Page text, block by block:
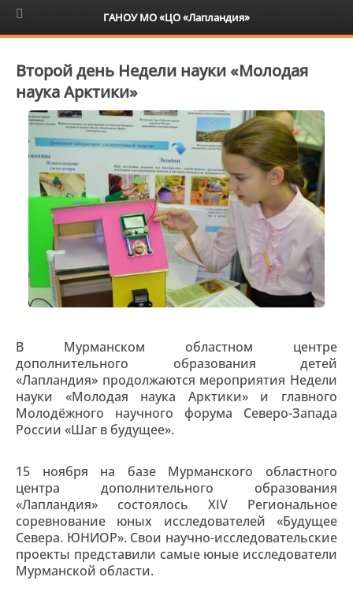
6+
Второй день Недели науки «Молодая
наука Арктики»
В Мурманском областном центре
дополнительного образования детей
«Лапландия» продолжаются мероприятия Недели
науки «Молодая наука Арктики» и главного
Молодёжного научного форума Северо-Запада
России «Шаг в будущее».
15 ноября на базе Мурманского областного
центра дополнительного образования
«Лапландия» состоялось XIV Региональное
соревнование юных исследователей «Будущее
Севера. ЮНИОР». Свои научно-исследовательские
проекты представили самые юные исследователи
Мурманской области.
ГАНОУ МО «ЦО «Лапландия»